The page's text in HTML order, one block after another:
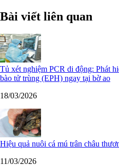
Bài viết liên quan
Tủ xét nghiệm PCR di động: Phát
bào tử trùng (EPH) ngay tại bờ ao
18/03/2026
Hiệu quả nuôi cá mú trân châu
11/03/2026